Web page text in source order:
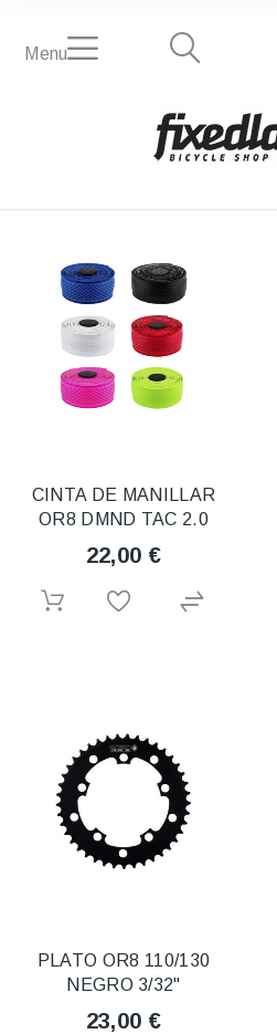
Menu
CINTA DE MANILLAR
OR8 DMND TAC 2.0
22,00 €
PLATO OR8 110/130
NEGRO 3/32"
23,00 €